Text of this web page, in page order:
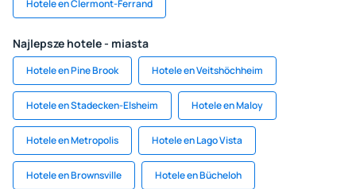
Hotele en Clermont-Ferrand
Najlepsze hotele - miasta
Hotele en Pine Brook Hotele en Veitshöchheim
Hotele en Stadecken-Elsheim Hotele en Maloy
Hotele en Metropolis Hotele en Lago Vista
Hotele en Brownsville Hotele en Bücheloh